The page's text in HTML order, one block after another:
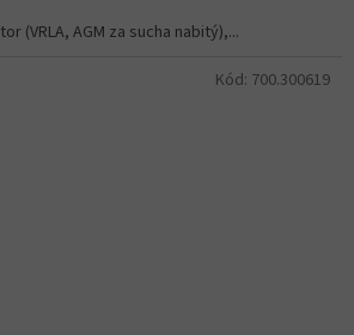
(VRLA, AGM za sucha nabitý),...
Kód: 700.300619